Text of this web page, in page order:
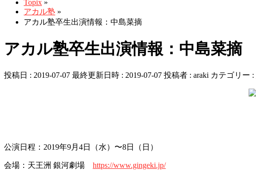
Topix »
アカル塾 »
アカル塾卒生出演情報：中島菜摘
アカル塾卒生出演情報：中島菜摘
投稿日 : 2019-07-07 最終更新日時 : 2019-07-07 投稿者 : araki カテゴリー :
公演日程：2019年9月4日（水）〜8日（日）
会場：天王洲 銀河劇場 https://www.gingeki.jp/